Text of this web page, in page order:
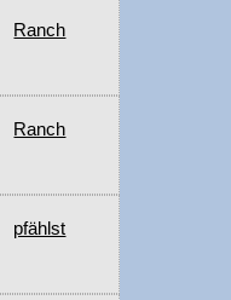
Ranch
Ranch
pfählst